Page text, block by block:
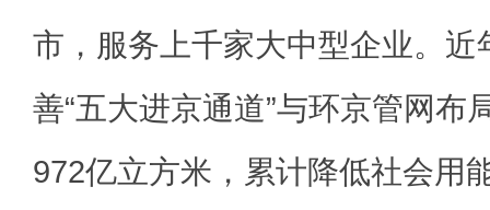
市，服务上千家大中型企业。近
善“五大进京通道”与环京管网布
972亿立方米，累计降低社会用